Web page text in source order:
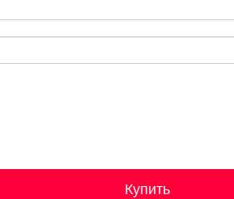
Купить